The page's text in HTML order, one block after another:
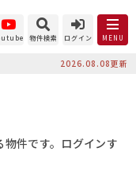
物件検索 ログイン MENU
2026.08.08更新
件です。ログインす